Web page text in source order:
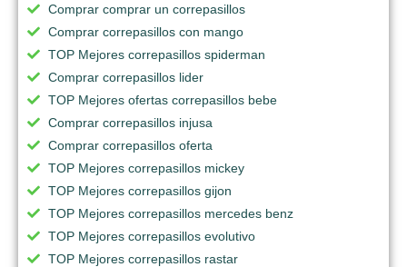
Comprar comprar un correpasillos
Comprar correpasillos con mango
TOP Mejores correpasillos spiderman
Comprar correpasillos lider
TOP Mejores ofertas correpasillos bebe
Comprar correpasillos injusa
Comprar correpasillos oferta
TOP Mejores correpasillos mickey
TOP Mejores correpasillos gijon
TOP Mejores correpasillos mercedes benz
TOP Mejores correpasillos evolutivo
TOP Mejores correpasillos rastar